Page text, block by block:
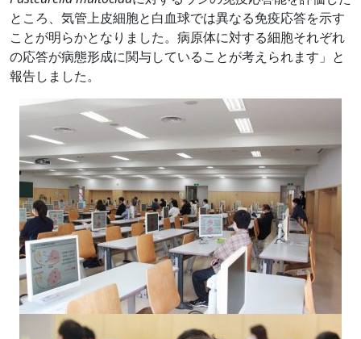
ところ、気管上皮細胞と白血球では異なる免疫応答を示す
ことが明らかとなりました。病原体に対する細胞それぞれ
の応答が病態形成に関与していることが考えられます」と
報告しました。